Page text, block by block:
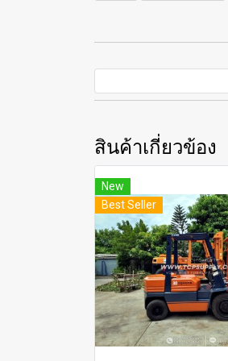
สินค้าเกี่ยวข้อง
New
Best Seller